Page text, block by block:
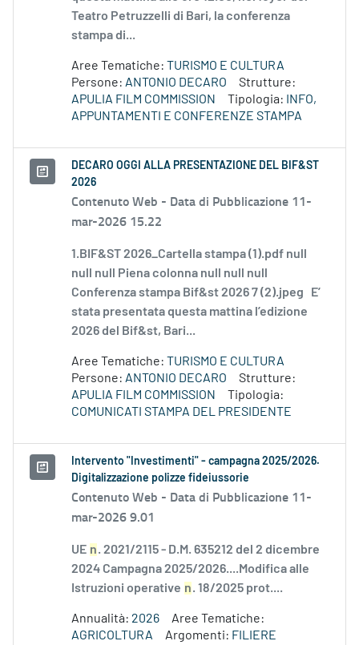
Teatro Petruzzelli di Bari, la conferenza
stampa di...
Aree Tematiche: TURISMO E CULTURA
Persone: ANTONIO DECARO
Strutture:
APULIA FILM COMMISSION
Tipologia:
INFO,
APPUNTAMENTI E CONFERENZE STAMPA
DECARO OGGI ALLA PRESENTAZIONE DEL BIF&ST
2026
Contenuto Web - Data di Pubblicazione 11-
mar-2026 15.22
1.BIF&ST 2026_Cartella stampa (1).pdf null
null null Piena colonna null null null
Conferenza stampa Bif&st 2026 7 (2).jpeg E’
stata presentata questa mattina l’edizione
2026 del Bif&st, Bari...
Aree Tematiche: TURISMO E CULTURA
Persone: ANTONIO DECARO
Strutture:
APULIA FILM COMMISSION
Tipologia:
COMUNICATI STAMPA DEL PRESIDENTE
Intervento "Investimenti" - campagna 2025/2026.
Digitalizzazione polizze fideiussorie
Contenuto Web - Data di Pubblicazione 11-
mar-2026 9.01
UE n. 2021/2115 - D.M. 635212 del 2 dicembre
2024 Campagna 2025/2026....Modifica alle
Istruzioni operative n. 18/2025 prot....
Annualità: 2026
Aree Tematiche:
AGRICOLTURA
Argomenti: FILIERE